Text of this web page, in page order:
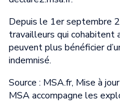
Depuis le 1er septembre
travailleurs qui cohabitent
peuvent plus bénéficier
indemnisé.
Source : MSA.fr, Mise à
MSA accompagne les